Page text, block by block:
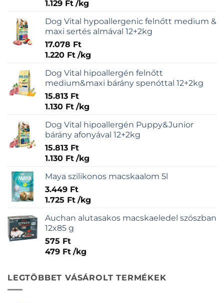
1.129 Ft /kg
Dog Vital hypoallergenic felnőtt medium &
maxi sertés almával 12+2kg
17.078 Ft
1.220 Ft /kg
Dog Vital hipoallergén felnőtt
medium&maxi bárány spenóttal 12+2kg
15.813 Ft
1.130 Ft /kg
Dog Vital hipoallergén Puppy&Junior
bárány afonyával 12+2kg
15.813 Ft
1.130 Ft /kg
Maya szilikonos macskaalom 5l
3.449 Ft
1.725 Ft /kg
Auchan alutasakos macskaeledel szószban
12x85 g
575 Ft
479 Ft /kg
LEGTÖBBET VÁSÁROLT TERMÉKEK